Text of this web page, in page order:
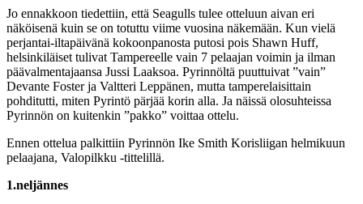
Jo ennakkoon tiedettiin, että Seagulls tulee otteluun aivan eri
näköisenä kuin se on totuttu viime vuosina näkemään. Kun vielä
perjantai-iltapäivänä kokoonpanosta putosi pois Shawn Huff,
helsinkiläiset tulivat Tampereelle vain 7 pelaajan voimin ja ilman
päävalmentajaansa Jussi Laaksoa. Pyrinnöltä puuttuivat ”vain”
Devante Foster ja Valtteri Leppänen, mutta tamperelaisittain
pohditutti, miten Pyrintö pärjää korin alla. Ja näissä olosuhteissa
Pyrinnön on kuitenkin ”pakko” voittaa ottelu.
Ennen ottelua palkittiin Pyrinnön Ike Smith Korisliigan helmikuun
pelaajana, Valopilkku -tittelillä.
1.neljännes